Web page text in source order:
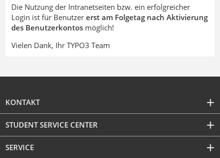
Die Nutzung der Intranetseiten bzw. ein erfolgreicher
Login ist für Benutzer erst am Folgetag nach Aktivierung
des Benutzerkontosmöglich!
Vielen Dank, Ihr TYPO3 Team
KONTAKT
STUDENT SERVICE CENTER
SERVICE